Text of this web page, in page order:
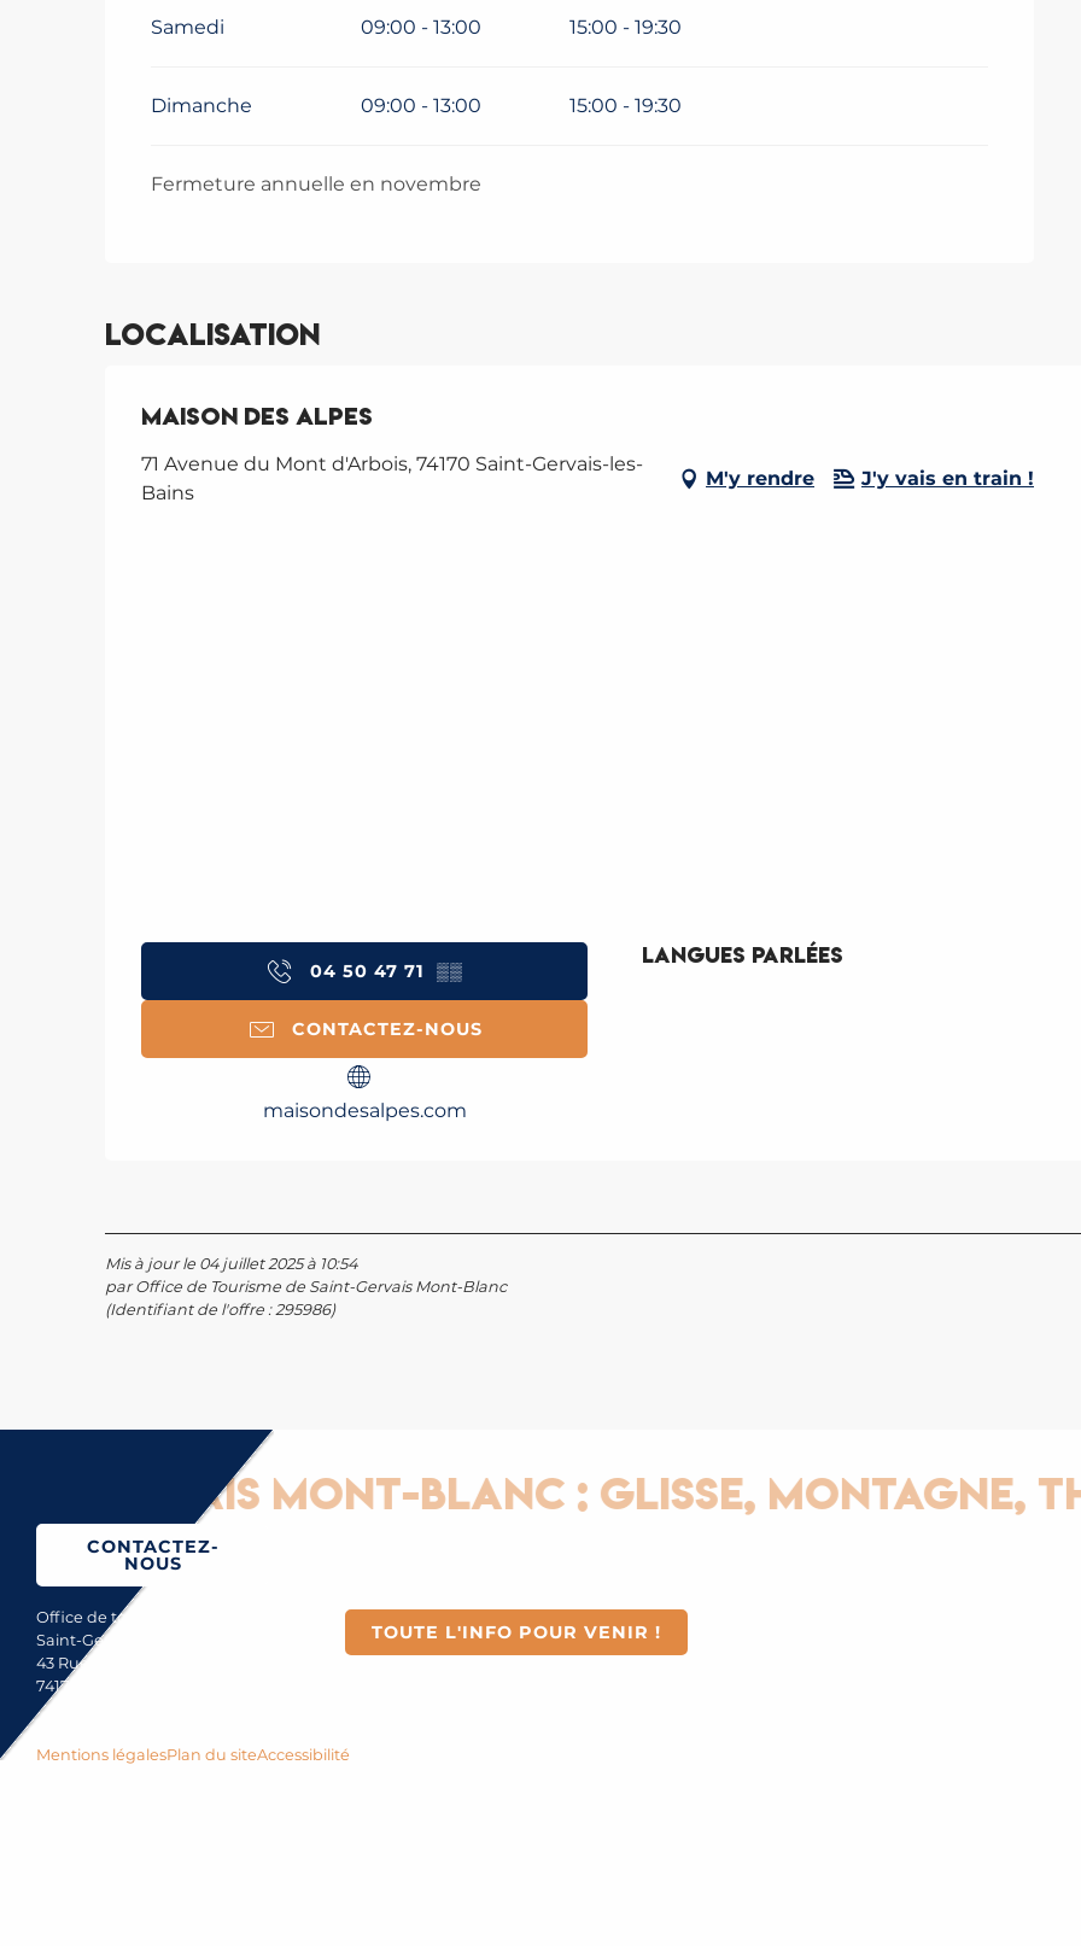
Samedi 09:00 - 13:00 15:00 - 19:30
Dimanche 09:00 - 13:00 15:00 - 19:30
Fermeture annuelle en novembre
Localisation
Maison des Alpes
71 Avenue du Mont d'Arbois, 74170 Saint-Gervais-les-
Bains
M'y rendre J'y vais en train !
04 50 47 71 ▒▒
CONTACTEZ-NOUS
maisondesalpes.com
Langues parlées
Langues parlées
Mis à jour le 04 juillet 2025 à 10:54
par Office de Tourisme de Saint-Gervais Mont-Blanc
(Identifiant de l'offre : 295986)
Mont-Blanc : Glisse, Montagne,
CONTACTEZ-
NOUS
Office de tourisme de
Saint-Gervais Mont-Blanc
43 Rue du Mont-Blanc
74170 Saint-Gervais
TOUTE L'INFO POUR VENIR !
Mentions légalesPlan du siteAccessibilité